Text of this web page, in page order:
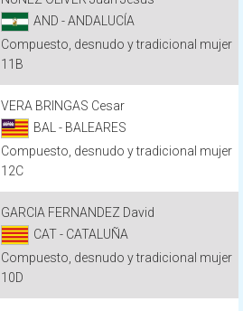
AND - ANDALUCÍA
Compuesto, desnudo y tradicional mujer
11B
VERA BRINGAS Cesar
BAL - BALEARES
Compuesto, desnudo y tradicional mujer
12C
GARCIA FERNANDEZ David
CAT - CATALUÑA
Compuesto, desnudo y tradicional mujer
10D